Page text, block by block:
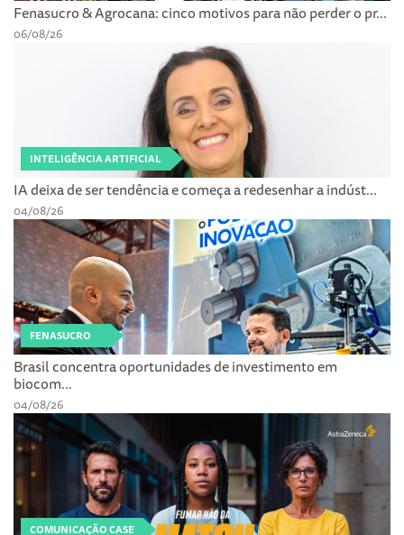
Fenasucro & Agrocana: cinco motivos para não perder o pr...
06/08/26
INTELIGÊNCIA ARTIFICIAL
IA deixa de ser tendência e começa a redesenhar a indúst...
04/08/26
FENASUCRO
Brasil concentra oportunidades de investimento em
biocom...
04/08/26
COMUNICAÇÃO CASE